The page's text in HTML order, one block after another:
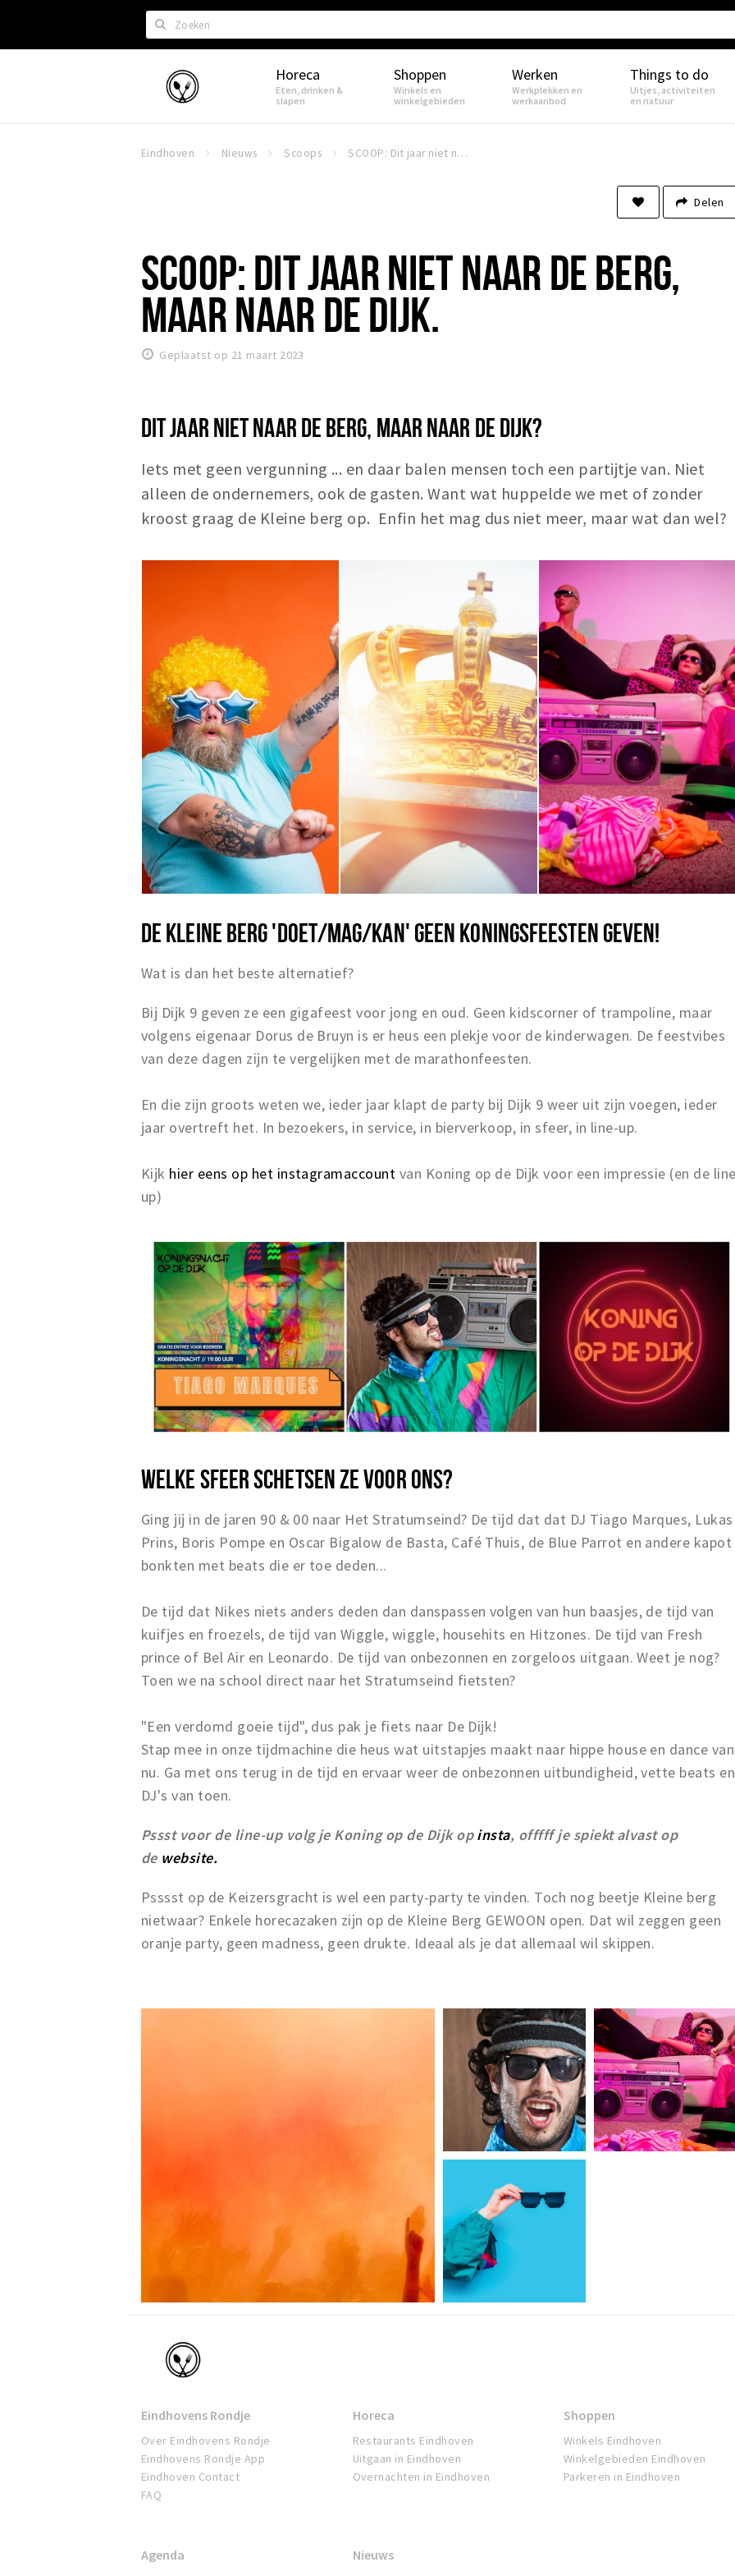
Zoeken
Eindhoven
Horeca
Eten, drinken &
slapen
Shoppen
Winkels en
winkelgebieden
Werken
Werkplekken en
werkaanbod
Things to do
Uitjes, activiteiten
en natuur
Eindhoven Nieuws Scoops SCOOP: Dit jaar niet naar de Berg, maar naar de Dijk.
Delen
SCOOP: DIT JAAR NIET NAAR DE BERG,
MAAR NAAR DE DIJK.
Geplaatst op 21 maart 2023
DIT JAAR NIET NAAR DE BERG, MAAR NAAR DE DIJK?
Iets met geen vergunning ... en daar balen mensen toch een partijtje van. Niet
alleen de ondernemers, ook de gasten. Want wat huppelde we met of zonder
kroost graag de Kleine berg op. Enfin het mag dus niet meer, maar wat dan wel?
DE KLEINE BERG 'DOET/MAG/KAN' GEEN KONINGSFEESTEN GEVEN!
Wat is dan het beste alternatief?
Bij Dijk 9 geven ze een gigafeest voor jong en oud. Geen kidscorner of trampoline, maar
volgens eigenaar Dorus de Bruyn is er heus een plekje voor de kinderwagen. De feestvibes
van deze dagen zijn te vergelijken met de marathonfeesten.
En die zijn groots weten we, ieder jaar klapt de party bij Dijk 9 weer uit zijn voegen, ieder
jaar overtreft het. In bezoekers, in service, in bierverkoop, in sfeer, in line-up.
Kijk hier eens op het instagramaccount van Koning op de Dijk voor een impressie (en de
up)
WELKE SFEER SCHETSEN ZE VOOR ONS?
Ging jij in de jaren 90 & 00 naar Het Stratumseind? De tijd dat dat DJ Tiago Marques, Lukas
Prins, Boris Pompe en Oscar Bigalow de Basta, Café Thuis, de Blue Parrot en andere kapot
bonkten met beats die er toe deden...
De tijd dat Nikes niets anders deden dan danspassen volgen van hun baasjes, de tijd van
kuifjes en froezels, de tijd van Wiggle, wiggle, househits en Hitzones. De tijd van Fresh
prince of Bel Air en Leonardo. De tijd van onbezonnen en zorgeloos uitgaan. Weet je nog?
Toen we na school direct naar het Stratumseind fietsten?
"Een verdomd goeie tijd", dus pak je fiets naar De Dijk!
Stap mee in onze tijdmachine die heus wat uitstapjes maakt naar hippe house en dance van
nu. Ga met ons terug in de tijd en ervaar weer de onbezonnen uitbundigheid, vette beats en
DJ's van toen.
Pssst voor de line-up volg je Koning op de Dijk opinsta, offfff je spiekt alvast op
de website.
Psssst op de Keizersgracht is wel een party-party te vinden. Toch nog beetje Kleine berg
nietwaar? Enkele horecazaken zijn op de Kleine Berg GEWOON open. Dat wil zeggen geen
oranje party, geen madness, geen drukte. Ideaal als je dat allemaal wil skippen.
Eindhoven
Eindhovens Rondje
Over Eindhovens Rondje
Eindhovens Rondje App
Eindhoven Contact
FAQ
Horeca
Restaurants Eindhoven
Uitgaan in Eindhoven
Overnachten in Eindhoven
Shoppen
Winkels Eindhoven
Winkelgebieden Eindhoven
Parkeren in Eindhoven
Agenda Nieuws